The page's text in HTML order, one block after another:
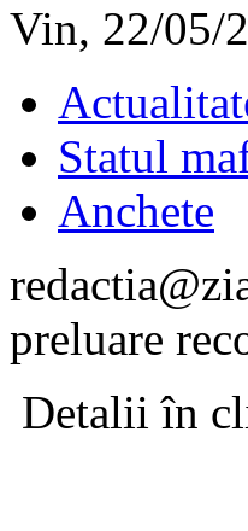
Vin, 22/05/
Statul
Anchete
preluare
Detalii în